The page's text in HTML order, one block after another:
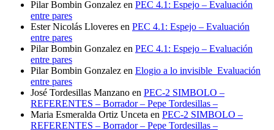
Pilar Bombin Gonzalez en PEC 4.1: Espejo – Evaluación
entre pares
Ester Nicolás Lloveres en PEC 4.1: Espejo – Evaluación
entre pares
Pilar Bombin Gonzalez en PEC 4.1: Espejo – Evaluación
entre pares
Pilar Bombin Gonzalez en Elogio a lo invisible_Evaluación
entre pares
José Tordesillas Manzano en PEC-2 SIMBOLO –
REFERENTES – Borrador – Pepe Tordesillas –
Maria Esmeralda Ortiz Unceta en PEC-2 SIMBOLO –
REFERENTES – Borrador – Pepe Tordesillas –